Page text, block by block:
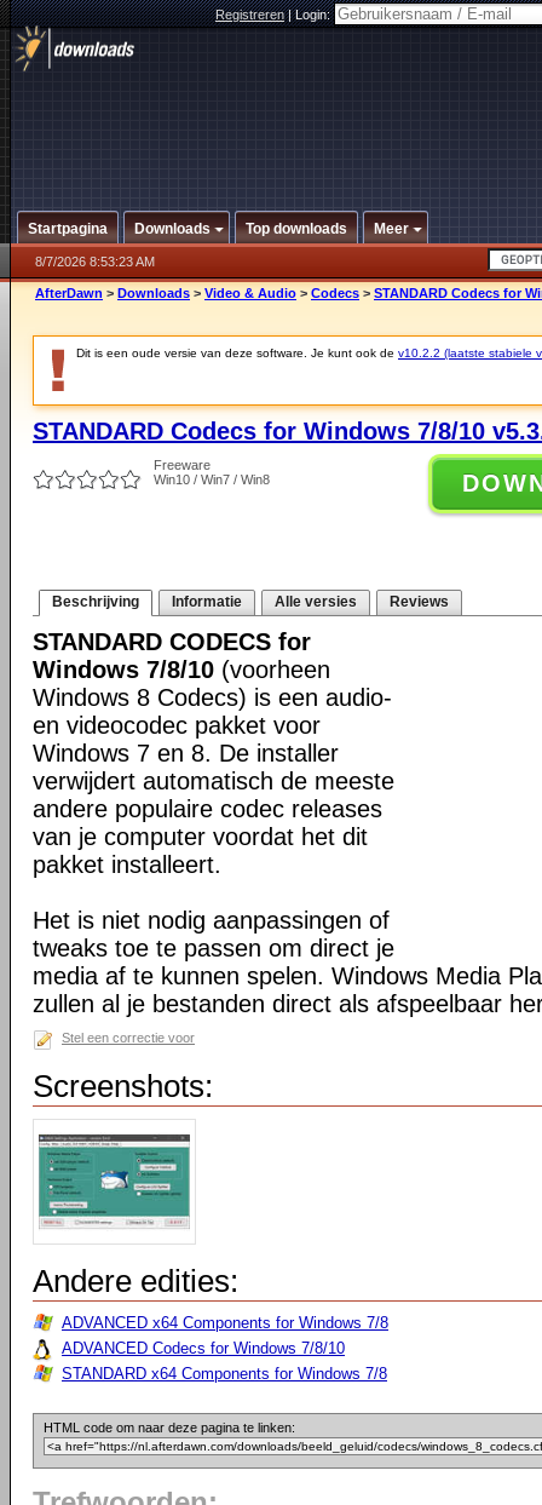
Registreren|Login:
Startpagina Downloads Top downloads Meer
8/7/2026 8:53:23 AM
AfterDawn > Downloads > Video & Audio > Codecs > STANDARD Codecs for
Dit is een oude versie van deze software. Je kunt ook de v10.2.2 (laatste stabiele
STANDARD Codecs for Windows 7/8/10
Freeware
Win10 / Win7 / Win8
Beschrijving Informatie Alle versies Reviews
STANDARD CODECS for
Windows 7/8/10 (voorheen
Windows 8 Codecs) is een audio-
en videocodec pakket voor
Windows 7 en 8. De installer
verwijdert automatisch de meeste
andere populaire codec releases
van je computer voordat het dit
pakket installeert.
Het is niet nodig aanpassingen of
tweaks toe te passen om direct je
media af te kunnen spelen. Windows Media
zullen al je bestanden direct als afspeelbaar
Stel een correctie voor
Screenshots:
Andere edities:
ADVANCED x64 Components for Windows 7/8
ADVANCED Codecs for Windows 7/8/10
STANDARD x64 Components for Windows 7/8
HTML code om naar deze pagina te linken: